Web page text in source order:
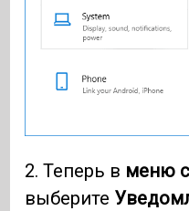
2. Теперь в меню
выберите